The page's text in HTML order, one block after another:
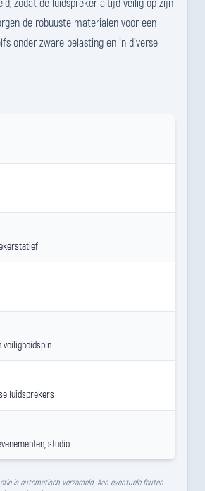
de robuuste materialen voor een
onder zware belasting en in diverse
veiligheidspin
luidsprekers
studio
is automatisch verzameld. Aan eventuele fouten